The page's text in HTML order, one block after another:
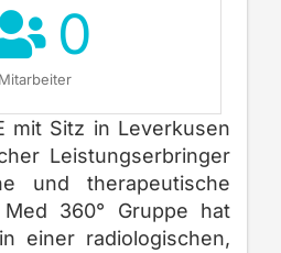
0
Mitarbeiter
mit Sitz in Leverkusen
Leistungserbringer
und therapeutische
360° Gruppe hat
einer radiologischen,